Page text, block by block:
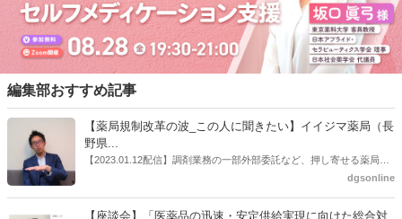
編集部おすすめ記事
【薬局規制改革の波_この人に聞きたい】イイジマ薬局（長
野県...
【2023.01.12配信】調剤業務の一部外部委託など、押し寄せる薬局業
界への規制改革の波。この規制改革の波を薬局業界はどう受け止めた
はないだろうか。本紙ではこうした問題について、厚労省「薬局薬剤
dgsonline
【座談会】「医薬品の迅速・安定供給実現に向けた総合対